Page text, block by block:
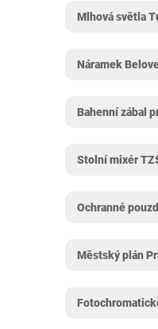
Mlhová světla
Náramek
Bahenní zábal
Stolní mixér
Ochranné
Městský plán